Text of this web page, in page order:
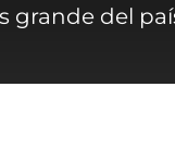
grande del